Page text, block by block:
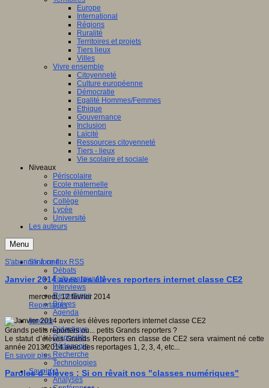
Europe
International
Régions
Ruralité
Territoires et projets
Tiers lieux
Villes
Vivre ensemble
Citoyenneté
Culture européenne
Démocratie
Egalité Hommes/Femmes
Ethique
Gouvernance
Inclusion
Laïcité
Ressources citoyenneté
Tiers - lieux
Vie scolaire et sociale
Niveaux
Périscolaire
Ecole maternelle
Ecole élémentaire
Collège
Lycée
Université
Les auteurs
Menu
S'informer
Débats
Faits marquants
Interviews
Reportages
Brèves
Agenda
Innover
Didactique
Dispositifs
Pédagogie
Recherche
Technologies
Savoir(s)
Analyses
S'abonner à ce flux RSS
Janvier 2014 avec les élèves reporters internet classe CE2
mercredi, 12 février 2014
Reportages
Grands petits reporters ou... petits Grands reporters ?
Le statut d’élèves Grands Reporters en classe de CE2 sera vraiment né cette
année 2013/2014 avec des reportages 1, 2, 3, 4, etc...
En savoir plus...
Paroles d’ élèves : Si on rêvait nos "classes numériques"